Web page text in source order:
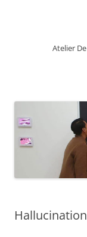
Atelier De